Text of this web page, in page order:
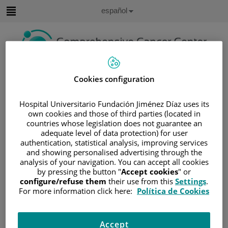
contenido
Selector
de
idioma
Idioma
Español
Inicio/ÁREA DEL PACIENTE
/SOBRE EL CÁNCER
/INFORMACIÓN Y SOPORTE AL PACIENTE
/TIPOS DE CÁNCER/ÁREA DE SARCOMA
OSTEOSARCOMA
/TRATAMIENTO DE LOS OSTEOSARCOMAS
/QUIMIOTERAPIA
Quimioterapia
Cookies configuration
Hospital Universitario Fundación Jiménez Díaz uses its
own cookies and those of third parties (located in
countries whose legislation does not guarantee an
adequate level of data protection) for user
authentication, statistical analysis, improving services
and showing personalised advertising through the
analysis of your navigation. You can accept all cookies
by pressing the button "Accept cookies" or
configure/refuse them their use from this Settings.
For more information click here: Política de Cookies
Accept